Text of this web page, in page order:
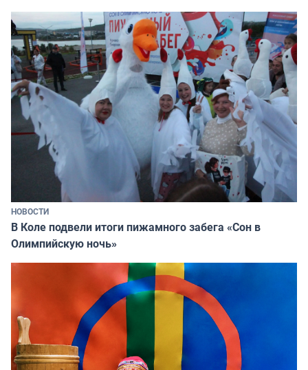
НОВОСТИ
В Коле подвели итоги пижамного забега «Сон в
Олимпийскую ночь»